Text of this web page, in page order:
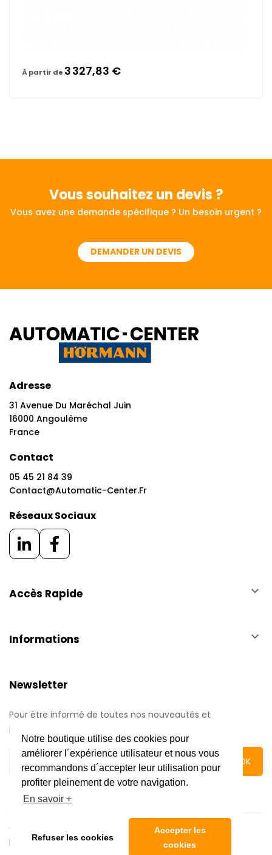
Notre boutique utilise des cookies pour
améliorer l´expérience utilisateur et nous vous
recommandons d´accepter leur utilisation pour
profiter pleinement de votre navigation.
En savoir +
Refuser les cookies
Accepter les
cookies
À partir de 3 327,83 €
Vous souhaitez un devis ?
Vous avez une demande spécifique ? Un besoin urgent ?
DEMANDER UN DEVIS
Adresse
31 Avenue Du Maréchal Juin
16000 Angoulême
France
Contact
05 45 21 84 39
Contact@automatic-Center.fr
Réseaux Sociaux
Accès Rapide keyboard_arrow_down
Informations keyboard_arrow_down
Newsletter
Pour être informé de toutes nos nouveautés et
promotions.
Copyright © 2020 Automatic Center | Tous droits réservés
|
Mentions légales